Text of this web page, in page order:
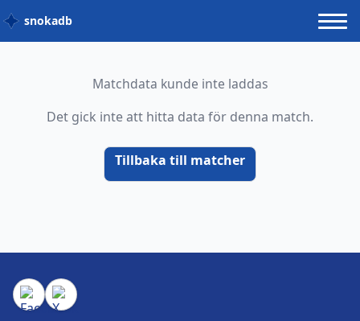
snokadb
Matchdata kunde inte laddas
Det gick inte att hitta data för denna match.
Tillbaka till matcher